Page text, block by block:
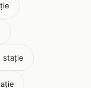
stație